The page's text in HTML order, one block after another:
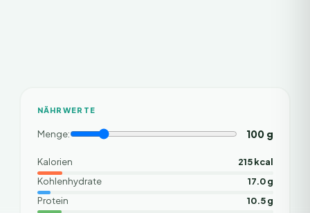
NÄHRWERTE
Menge: 100g
Kalorien
215 kcal
Kohlenhydrate
17.0 g
Protein
10.5 g